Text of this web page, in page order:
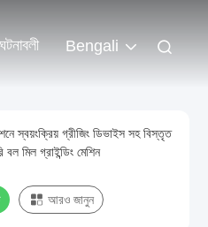
ঘটনাবলী Bengali
স্বয়ংক্রিয় গ্রীজিং ডিভাইস সহ বিস্তৃত
বল মিল গ্রাইন্ডিং মেশিন
আরও জানুন